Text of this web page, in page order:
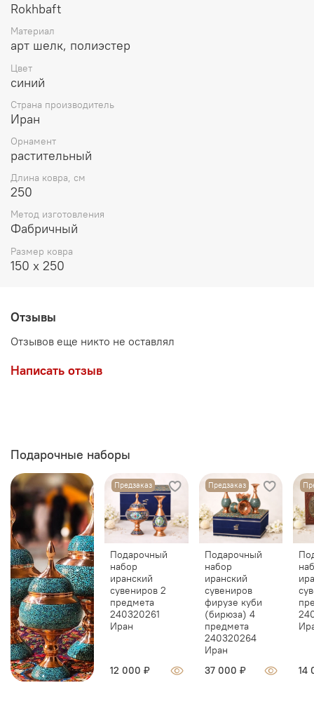
кипарисы, садовые композиции и классические
орнаменты, которые веками остаются символом
персидской эстетики. Благодаря этому ковры из Ирана
подходит для тех, кто хочет быстро преобразить
пространство: ковер становится акцентом и делает
интерьер более завершённым.
Rokhbaft
Материал
арт шелк, полиэстер
Цвет
синий
Страна производитель
Иран
Орнамент
растительный
Длина ковра, см
250
Метод изготовления
Фабричный
Размер ковра
150 х 250
Отзывы
Отзывов еще никто не оставлял
Написать отзыв
Подарочные наборы
Предзаказ
Подарочный
набор
иранский
сувениров 2
предмета
240320261
Иран
12 000 ₽
Предзаказ
Подарочный
набор
иранский
сувениров
фирузе куби
(бирюза) 4
предмета
240320264
Иран
37 000 ₽
14